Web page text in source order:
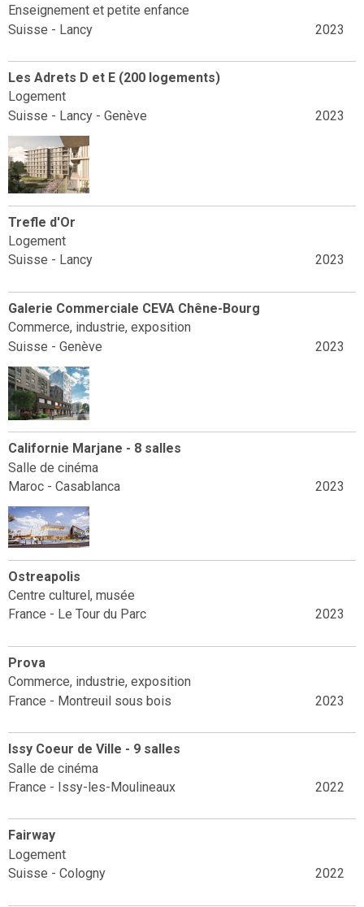
Enseignement et petite enfance
2023
Suisse - Lancy
Les Adrets D et E (200 logements)
Logement
2023
Suisse - Lancy - Genève
Trefle d'Or
Logement
2023
Suisse - Lancy
Galerie Commerciale CEVA Chêne-Bourg
Commerce, industrie, exposition
2023
Suisse - Genève
Californie Marjane - 8 salles
Salle de cinéma
2023
Maroc - Casablanca
Ostreapolis
Centre culturel, musée
2023
France - Le Tour du Parc
Prova
Commerce, industrie, exposition
2023
France - Montreuil sous bois
Issy Coeur de Ville - 9 salles
Salle de cinéma
2022
France - Issy-les-Moulineaux
Fairway
Logement
2022
Suisse - Cologny